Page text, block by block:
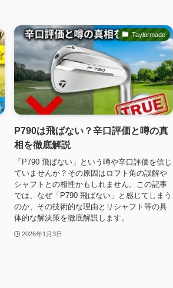
Taylormade
P790は飛ばない？辛口評価と噂の真
相を徹底解説
「P790 飛ばない」という噂や辛口評価を信じ
ていませんか？その原因はロフト角の誤解や
シャフトとの相性かもしれません。この記事
では、なぜ「P790 飛ばない」と感じてしまう
のか、その技術的な理由とリシャフト等の具
体的な解決策を徹底解説します。
2026年1月3日